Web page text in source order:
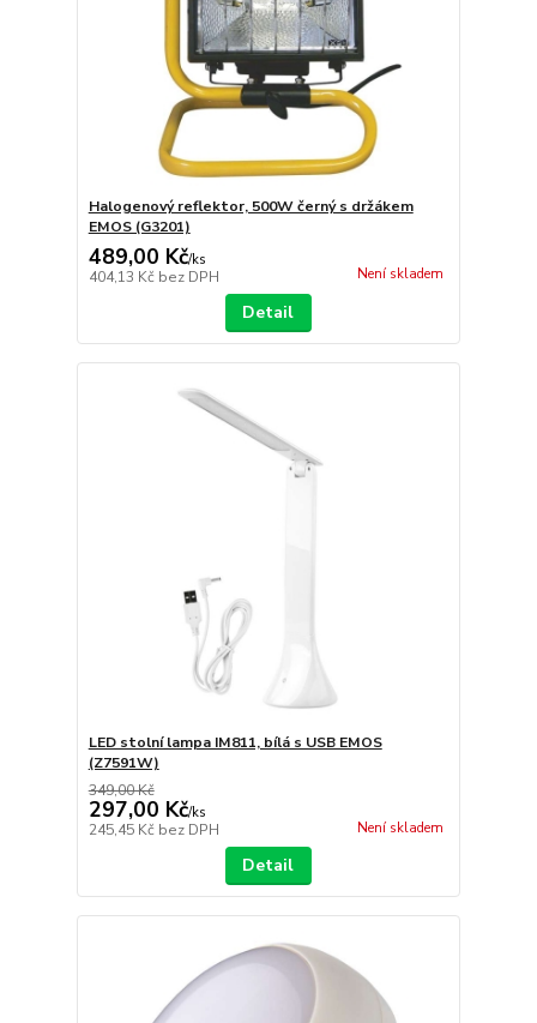
Halogenový reflektor, 500W černý s držákem
EMOS (G3201)
489,00 Kč/ks
404,13 Kč bez DPH Není skladem
Detail
LED stolní lampa IM811, bílá s USB EMOS
(Z7591W)
349,00 Kč
297,00 Kč/ks
245,45 Kč bez DPH Není skladem
Detail